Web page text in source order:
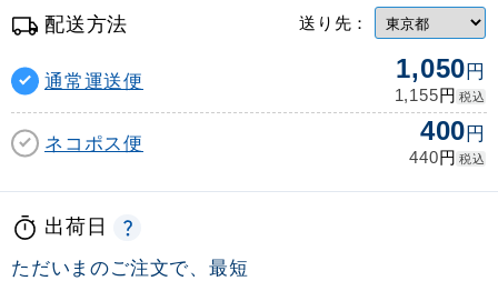
配送方法 送り先：
通常運送便 1,050円
1,155円 税込
ネコポス便 400円
440円 税込
出荷日
ただいまのご注文で、最短